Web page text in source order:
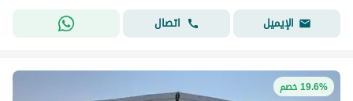
الإيميل
اتصال
19.6% خصم